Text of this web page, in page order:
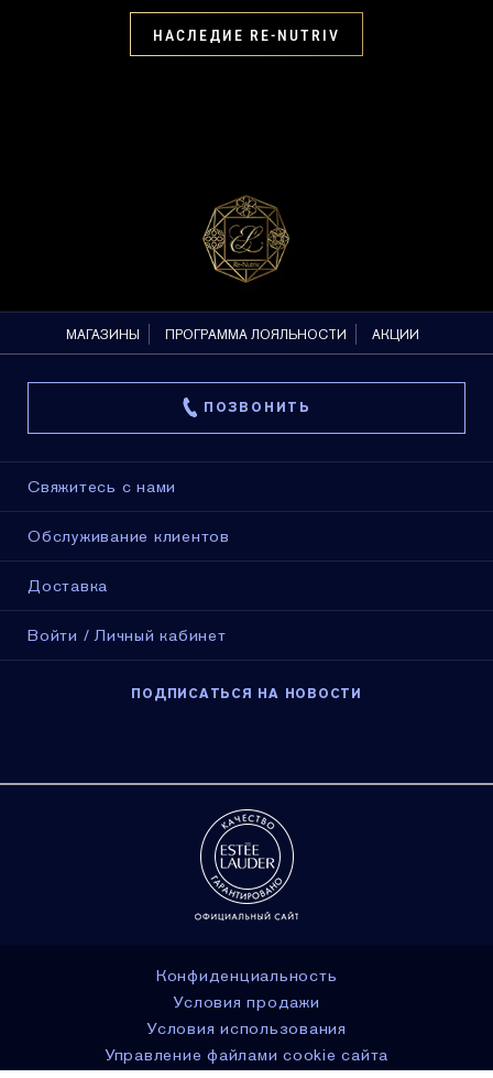
НАСЛЕДИЕ RE-NUTRIV
МАГАЗИНЫ ПРОГРАММА ЛОЯЛЬНОСТИ АКЦИИ
ПОЗВОНИТЬ
Свяжитесь с нами
Обслуживание клиентов
Доставка
Войти / Личный кабинет
ПОДПИСАТЬСЯ НА НОВОСТИ
Конфиденциальность
Условия продажи
Условия использования
Управление файлами cookie сайта